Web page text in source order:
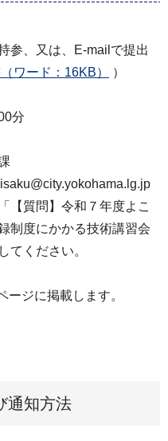
参、又は、E-mailで提出
ワード：16KB）
）
分
【質問】令和７年度よこ
制度にかかる技術講習会
てください。
ジに掲載します。
通知方法